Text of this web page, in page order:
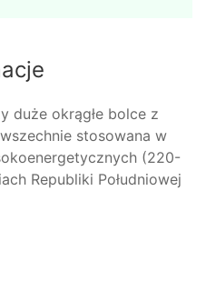
duże okrągłe bolce z
stosowana w
(220-
Republiki Południowej